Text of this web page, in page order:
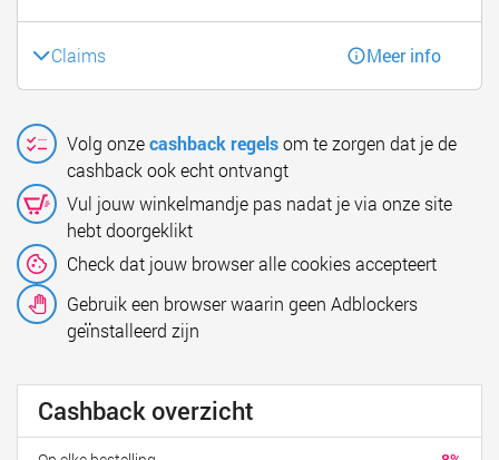
Claims Meer info
Volg onzecashback regelsom te zorgen dat je de
cashback ook echt ontvangt
Vul jouw winkelmandje pas nadat je via onze site
hebt doorgeklikt
Check dat jouw browser alle cookies accepteert
Gebruik een browser waarin geen Adblockers
geïnstalleerd zijn
Cashback overzicht